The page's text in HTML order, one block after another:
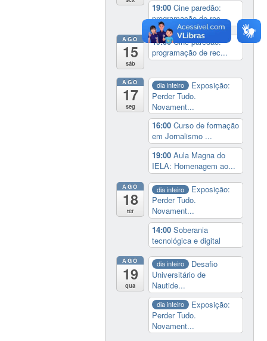
19:00Cine paredão:
programação de rec...
AGO
15
sáb
19:00Cine paredão:
programação de rec...
AGO
17
seg
dia inteiro
Exposição:
Perder Tudo.
Novament...
16:00Curso de formação
em Jornalismo ...
19:00Aula Magna do
IELA: Homenagem ao...
AGO
18
ter
dia inteiro
Exposição:
Perder Tudo.
Novament...
14:00Soberania
tecnológica e digital
AGO
19
qua
dia inteiro
Desafio
Universitário de
Nautide...
dia inteiro
Exposição:
Perder Tudo.
Novament...